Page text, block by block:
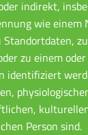
indirekt,
wie einem
Standortdaten,
zu einem
identifiziert
Person sind.